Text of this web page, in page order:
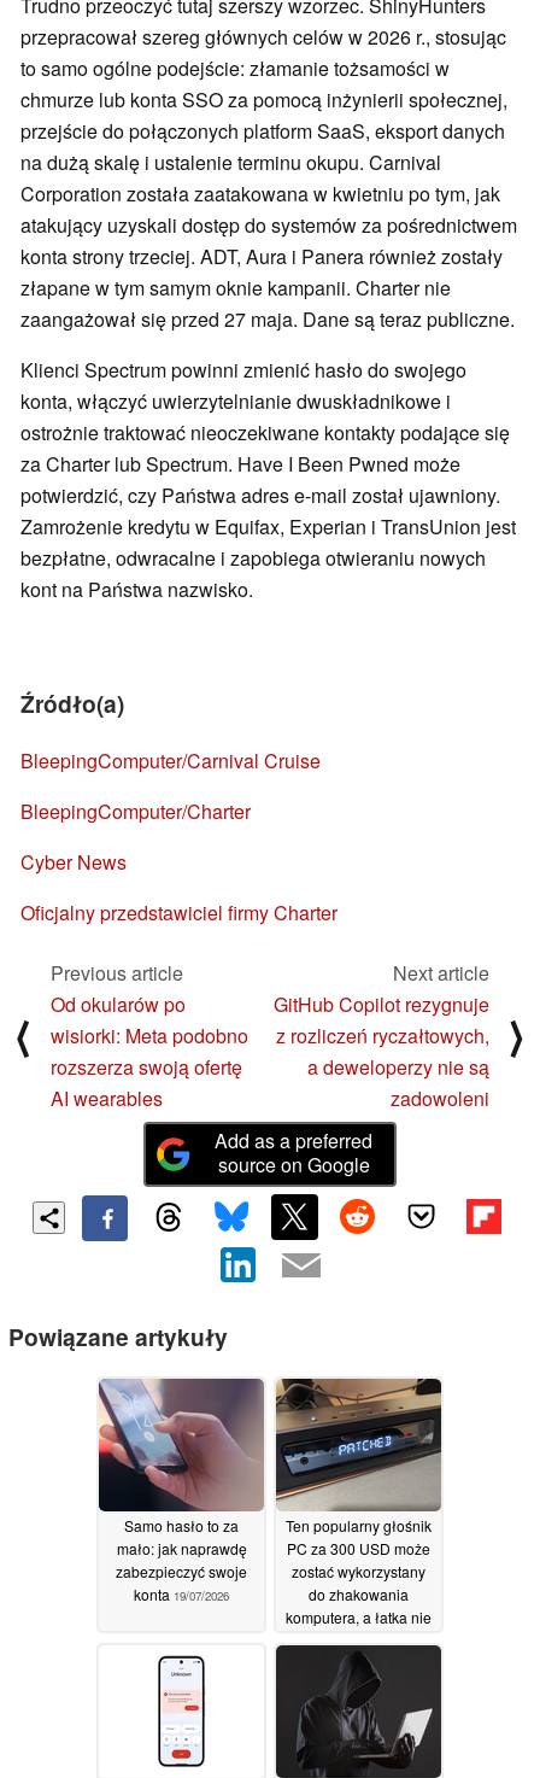
przepracował szereg głównych celów w 2026 r., stosując
to samo ogólne podejście: złamanie tożsamości w
chmurze lub konta SSO za pomocą inżynierii społecznej,
przejście do połączonych platform SaaS, eksport danych
na dużą skalę i ustalenie terminu okupu. Carnival
Corporation została zaatakowana w kwietniu po tym, jak
atakujący uzyskali dostęp do systemów za pośrednictwem
konta strony trzeciej. ADT, Aura i Panera również zostały
złapane w tym samym oknie kampanii. Charter nie
zaangażował się przed 27 maja. Dane są teraz publiczne.
Klienci Spectrum powinni zmienić hasło do swojego
konta, włączyć uwierzytelnianie dwuskładnikowe i
ostrożnie traktować nieoczekiwane kontakty podające się
za Charter lub Spectrum. Have I Been Pwned może
potwierdzić, czy Państwa adres e-mail został ujawniony.
Zamrożenie kredytu w Equifax, Experian i TransUnion jest
bezpłatne, odwracalne i zapobiega otwieraniu nowych
kont na Państwa nazwisko.
Źródło(a)
BleepingComputer/Carnival Cruise
BleepingComputer/Charter
Cyber News
Oficjalny przedstawiciel firmy Charter
⟨
Previous article
Od okularów po
wisiorki: Meta podobno
rozszerza swoją ofertę
AI wearables
Next article
GitHub Copilot rezygnuje
z rozliczeń ryczałtowych,
a deweloperzy nie są
zadowoleni
⟩
Add as a preferred
source on Google
Powiązane artykuły
Samo hasło to za
mało: jak naprawdę
zabezpieczyć swoje
konta 19/07/2026
Ten popularny głośnik
PC za 300 USD może
zostać wykorzystany
do zhakowania
komputera, a łatka nie
03/06/2026